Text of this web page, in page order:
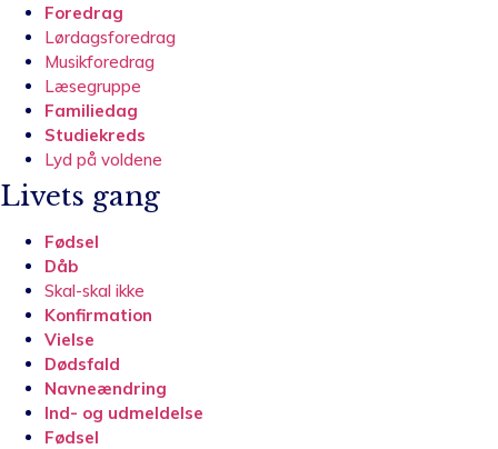
Foredrag
Lørdagsforedrag
Musikforedrag
Læsegruppe
Familiedag
Studiekreds
Lyd på voldene
Livets gang
Fødsel
Dåb
Skal-skal ikke
Konfirmation
Vielse
Dødsfald
Navneændring
Ind- og udmeldelse
Fødsel